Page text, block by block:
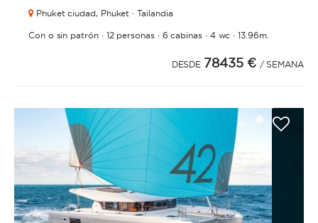
Phuket ciudad, Phuket · Tailandia
Con o sin patrón· 12 personas· 6 cabinas· 4 wc ·13.96m.
DESDE 78435 € / SEMANA